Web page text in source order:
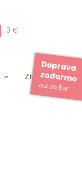
0 €
Doprava
zadarmo
od 35 Eur
Značky